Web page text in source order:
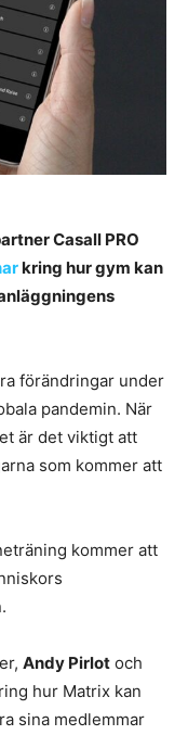
Casall PRO
kring hur gym kan
förändringar under
pandemin. När
är det viktigt att
som kommer att
kommer att
Andy Pirlot och
hur Matrix kan
sina medlemmar